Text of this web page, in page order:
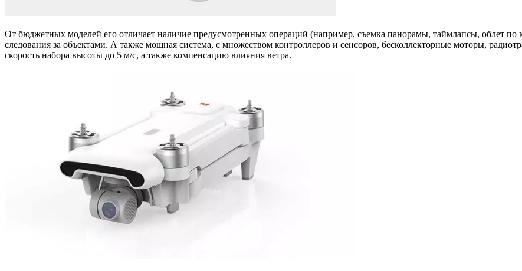
От бюджетных моделей его отличает наличие предусмотренных операций (например, съемка панорамы, таймлапсы, облет по
следования за объектами. А также мощная система, с множеством контроллеров и сенсоров, бесколлекторные моторы,
скорость набора высоты до 5 м/с, а также компенсацию влияния ветра.